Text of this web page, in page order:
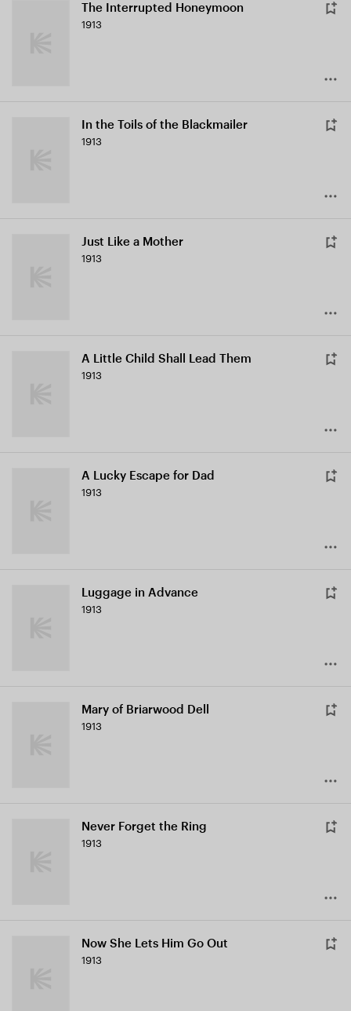
The Interrupted Honeymoon
1913
In the Toils of the Blackmailer
1913
Just Like a Mother
1913
A Little Child Shall Lead Them
1913
A Lucky Escape for Dad
1913
Luggage in Advance
1913
Mary of Briarwood Dell
1913
Never Forget the Ring
1913
Now She Lets Him Go Out
1913